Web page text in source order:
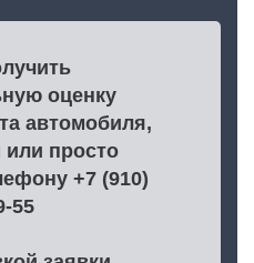
оценку
автомобиля,
просто
+7 (910)
55